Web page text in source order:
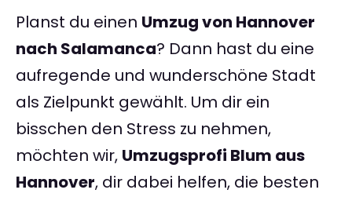
Planst du einen Umzug von Hannover
nach Salamanca? Dann hast du eine
aufregende und wunderschöne Stadt
als Zielpunkt gewählt. Um dir ein
bisschen den Stress zu nehmen,
möchten wir, Umzugsprofi Blum aus
Hannover, dir dabei helfen, die besten